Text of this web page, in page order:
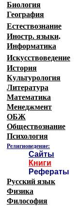
Биология
География
Естествознание
Иностр. языки.
Информатика
Искусствоведение
История
Культурология
Литература
Математика
Менеджмент
ОБЖ
Обществознание
Психология
Религиоведение:
Сайты
Книги
Рефераты
Русский язык
Физика
Философия